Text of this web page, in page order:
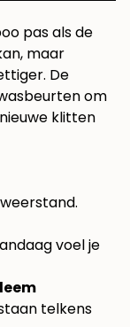
pas als de
maar
De
om
klitten
voel je
telkens